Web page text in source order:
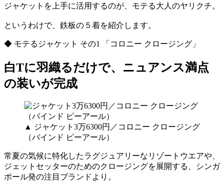
ジャケットを上手に活用するのが、モテる大人のヤリクチ。
というわけで、鉄板の５着を紹介します。
◆ モテるジャケット その1 「コロニー クロージング」
白Tに羽織るだけで、ニュアンス満点
の装いが完成
▲ ジャケット3万6300円／コロニー クロージング
（バインド ピーアール）
常夏の気候に特化したラグジュアリーなリゾートウエアや、
ジェットセッターのためのクロージングを展開する、シンガ
ポール発の注目ブランドより。